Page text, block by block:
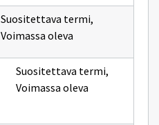
Suositettava termi,
Voimassa oleva
Suositettava termi,
Voimassa oleva